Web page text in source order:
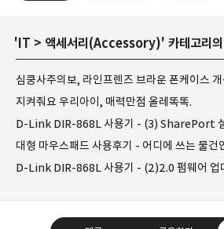
'IT > 액세서리(Accessory)' 카테고리
심쿵사주의보, 라인프렌즈 브라운 폰케이스 개
지켜줘요 우리아이, 매력만점 올레똑똑.
D-Link DIR-868L 사용기 - (3) SharePort
대형 마우스패드 사용후기 - 어디에 쓰는 물건
D-Link DIR-868L 사용기 - (2)2.0 펌웨어 업